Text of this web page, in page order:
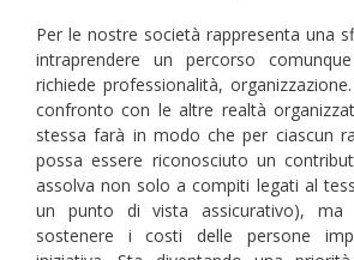
Per le nostre società rappresenta una
intraprendere un percorso
richiede professionalità,
confronto con le altre realtà
stessa farà in modo che per ciascun
possa essere riconosciuto un
assolva non solo a compiti legati al
un punto di vista assicurativo), ma
sostenere i costi delle persone